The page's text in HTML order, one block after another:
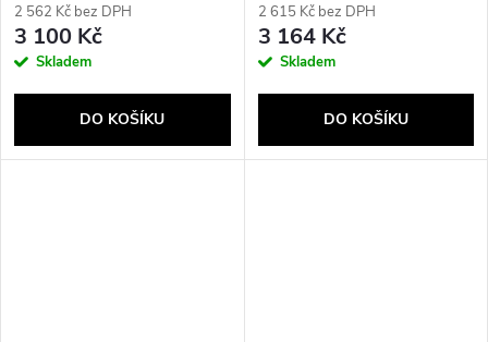
2 562 Kč bez DPH
3 100 Kč
Skladem
DO KOŠÍKU
2 615 Kč bez DPH
3 164 Kč
Skladem
DO KOŠÍKU